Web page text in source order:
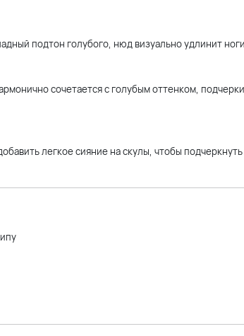
подтон голубого, нюд визуально удлинит
сочетается с голубым оттенком,
легкое сияние на скулы, чтобы